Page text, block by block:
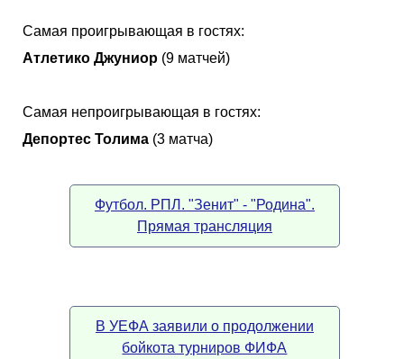
Самая проигрывающая в гостях:
Атлетико Джуниор (9 матчей)
Самая непроигрывающая в гостях:
Депортес Толима (3 матча)
Футбол. РПЛ. "Зенит" - "Родина".
Прямая трансляция
В УЕФА заявили о продолжении
бойкота турниров ФИФА